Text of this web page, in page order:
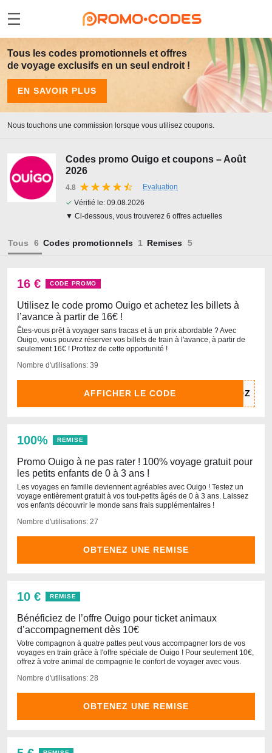
Tous les codes promotionnels et offres
de voyage exclusifs en un seul endroit !
EN SAVOIR PLUS
Nous touchons une commission lorsque vous utilisez coupons.
Codes promo Ouigo et coupons – Août
2026
4.8
Evaluation
✓ Vérifié le: 09.08.2026
▼ Ci-dessous, vous trouverez 6 offres actuelles
Tous Codes promotionnels Remises
16 € CODE PROMO
Utilisez le code promo Ouigo et achetez les billets à
l’avance à partir de 16€ !
Êtes-vous prêt à voyager sans tracas et à un prix abordable ? Avec
Ouigo, vous pouvez réserver vos billets de train à l'avance, à partir de
seulement 16€ ! Profitez de cette opportunité !
Nombre d'utilisations: 39
AFFICHER LE CODE
100% REMISE
Promo Ouigo à ne pas rater ! 100% voyage gratuit pour
les petits enfants de 0 à 3 ans !
Les voyages en famille deviennent agréables avec Ouigo ! Testez un
voyage entièrement gratuit à vos tout-petits âgés de 0 à 3 ans. Laissez
vos enfants découvrir le monde sans frais supplémentaires !
Nombre d'utilisations: 27
OBTENEZ UNE REMISE
10 € REMISE
Bénéficiez de l’offre Ouigo pour ticket animaux
d’accompagnement dès 10€
Votre compagnon à quatre pattes peut vous accompagner lors de vos
voyages en train grâce à l'offre spéciale de Ouigo ! Pour seulement 10€,
offrez à votre animal de compagnie le confort de voyager avec vous.
Nombre d'utilisations: 28
OBTENEZ UNE REMISE